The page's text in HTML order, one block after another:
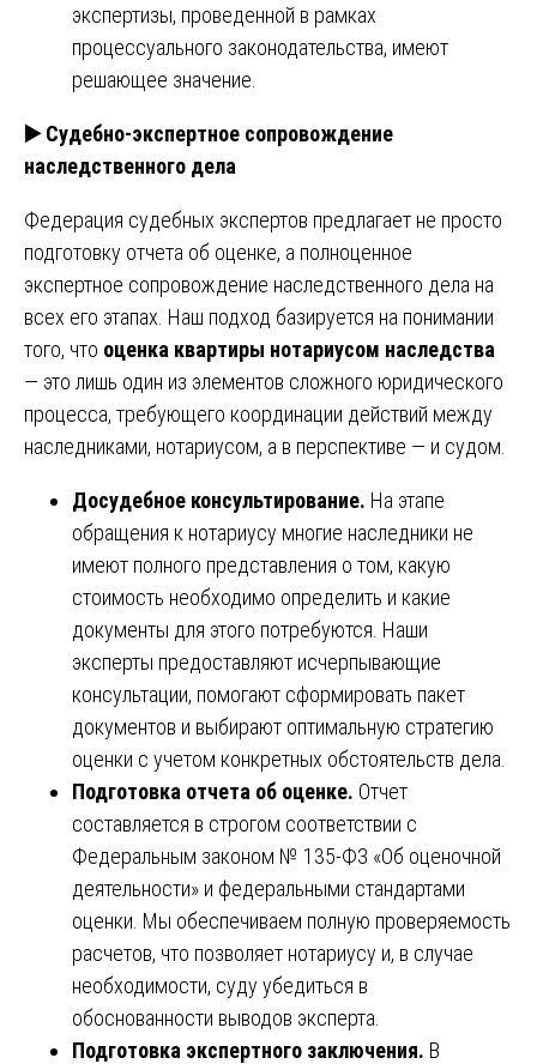
экспертизы, проведенной в рамках
процессуального законодательства, имеют
решающее значение.
▶️ Судебно-экспертное сопровождение
наследственного дела
Федерация судебных экспертов предлагает не просто
подготовку отчета об оценке, а полноценное
экспертное сопровождение наследственного дела на
всех его этапах. Наш подход базируется на понимании
того, что оценка квартиры нотариусом наследства
— это лишь один из элементов сложного юридического
процесса, требующего координации действий между
наследниками, нотариусом, а в перспективе — и судом.
Досудебное консультирование. На этапе
обращения к нотариусу многие наследники не
имеют полного представления о том, какую
стоимость необходимо определить и какие
документы для этого потребуются. Наши
эксперты предоставляют исчерпывающие
консультации, помогают сформировать пакет
документов и выбирают оптимальную стратегию
оценки с учетом конкретных обстоятельств дела.
Подготовка отчета об оценке. Отчет
составляется в строгом соответствии с
Федеральным законом № 135-ФЗ «Об оценочной
деятельности» и федеральными стандартами
оценки. Мы обеспечиваем полную проверяемость
расчетов, что позволяет нотариусу и, в случае
необходимости, суду убедиться в
обоснованности выводов эксперта.
Подготовка экспертного заключения. В